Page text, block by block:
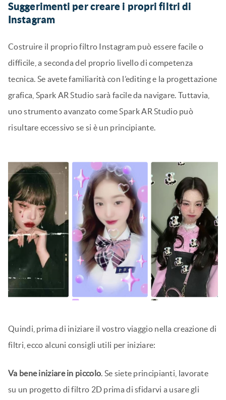
Suggerimenti per creare i propri filtri di
Instagram
Costruire il proprio filtro Instagram può essere facile o
difficile, a seconda del proprio livello di competenza
tecnica. Se avete familiarità con l’editing e la progettazione
grafica, Spark AR Studio sarà facile da navigare. Tuttavia,
uno strumento avanzato come Spark AR Studio può
risultare eccessivo se si è un principiante.
Quindi, prima di iniziare il vostro viaggio nella creazione di
filtri, ecco alcuni consigli utili per iniziare:
Va bene iniziare in piccolo. Se siete principianti, lavorate
su un progetto di filtro 2D prima di sfidarvi a usare gli